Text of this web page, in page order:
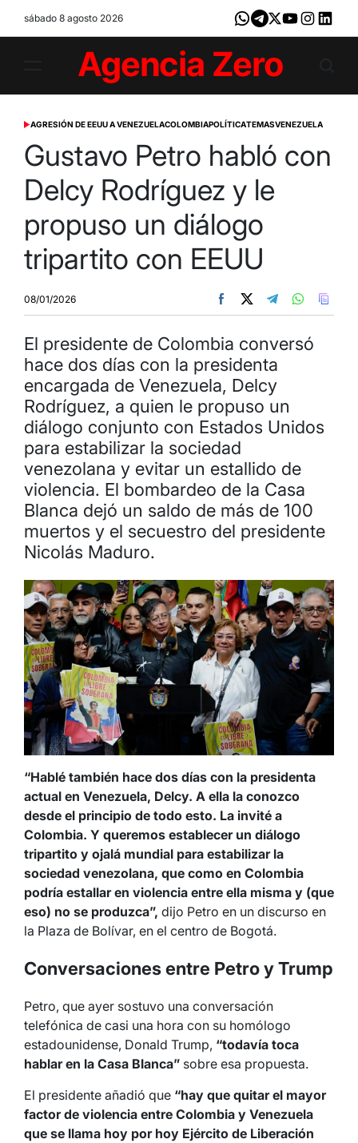
sábado 8 agosto 2026 Whatsapp
Telegram
X YoutubeInstagram
Zero
POSTED
AGRESIÓN DE EEUU A VENEZUELACOLOMBIAPOLÍTICATEMASVENEZUELA
Gustavo Petro habló con
Delcy Rodríguez y le
propuso un diálogo
tripartito con EEUU
08/01/2026
El presidente de Colombia conversó
hace dos días con la presidenta
encargada de Venezuela, Delcy
Rodríguez, a quien le propuso un
diálogo conjunto con Estados Unidos
para estabilizar la sociedad
venezolana y evitar un estallido de
violencia. El bombardeo de la Casa
Blanca dejó un saldo de más de 100
muertos y el secuestro del presidente
Nicolás Maduro.
“Hablé también hace dos días con la presidenta
actual en Venezuela, Delcy. A ella la conozco
desde el principio de todo esto. La invité a
Colombia. Y queremos establecer un diálogo
tripartito y ojalá mundial para estabilizar la
sociedad venezolana, que como en Colombia
podría estallar en violencia entre ella misma y (que
eso) no se produzca”, dijo Petro en un discurso en
la Plaza de Bolívar, en el centro de Bogotá.
Conversaciones entre Petro y Trump
Petro, que ayer sostuvo una conversación
telefónica de casi una hora con su homólogo
estadounidense, Donald Trump, “todavía toca
hablar en la Casa Blanca” sobre esa propuesta.
El presidente añadió que “hay que quitar el mayor
factor de violencia entre Colombia y Venezuela
que se llama hoy por hoy Ejército de Liberación